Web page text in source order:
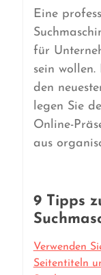
Eine
für
sein wollen.
den
legen Sie
Online-
aus
9 Tipps
Verwenden
Seitentiteln